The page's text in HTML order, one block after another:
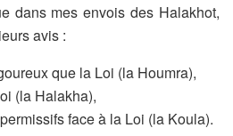
dans mes envois des Halakhot,
avis :
que la Loi (la Houmra),
(la Halakha),
face à la Loi (la Koula).